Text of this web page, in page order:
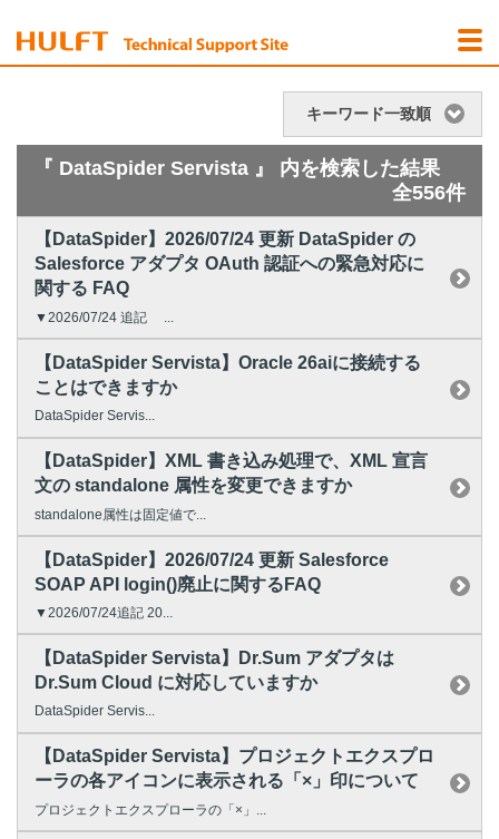
キーワード一致順
『 DataSpider Servista 』 内を検索した結果
全556件
【DataSpider】2026/07/24 更新 DataSpider の
Salesforce アダプタ OAuth 認証への緊急対応に
関する FAQ
▼2026/07/24 追記 ...
【DataSpider Servista】Oracle 26aiに接続する
ことはできますか
DataSpider Servis...
【DataSpider】XML 書き込み処理で、XML 宣言
文の standalone 属性を変更できますか
standalone属性は固定値で...
【DataSpider】2026/07/24 更新 Salesforce
SOAP API login()廃止に関するFAQ
▼2026/07/24追記 20...
【DataSpider Servista】Dr.Sum アダプタは
Dr.Sum Cloud に対応していますか
DataSpider Servis...
【DataSpider Servista】プロジェクトエクスプロ
ーラの各アイコンに表示される「×」印について
プロジェクトエクスプローラの「×」...